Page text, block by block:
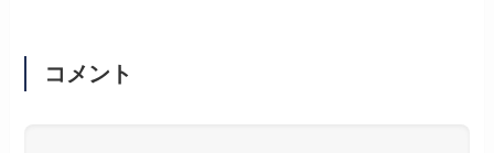
コメント